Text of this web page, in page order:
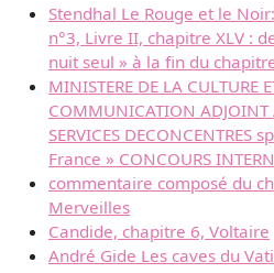
Stendhal Le Rouge et le
n°3, Livre II, chapitre XLV :
nuit seul » à la fin du
MINISTERE DE LA CULTURE
COMMUNICATION ADJOINT
SERVICES
France » CONCOURS
commentaire composé du
Merveilles
Candide, chapitre 6, Voltaire
André Gide Les caves du